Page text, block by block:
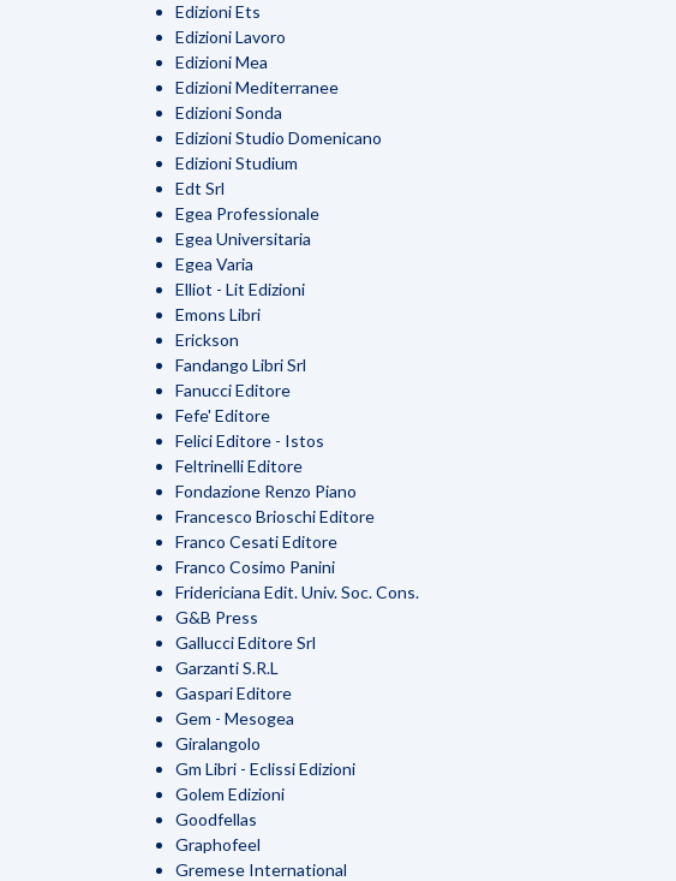
Edizioni Ets
Edizioni Lavoro
Edizioni Mea
Edizioni Mediterranee
Edizioni Sonda
Edizioni Studio Domenicano
Edizioni Studium
Edt Srl
Egea Professionale
Egea Universitaria
Egea Varia
Elliot - Lit Edizioni
Emons Libri
Erickson
Fandango Libri Srl
Fanucci Editore
Fefe' Editore
Felici Editore - Istos
Feltrinelli Editore
Fondazione Renzo Piano
Francesco Brioschi Editore
Franco Cesati Editore
Franco Cosimo Panini
Fridericiana Edit. Univ. Soc. Cons.
G&B Press
Gallucci Editore Srl
Garzanti S.R.L
Gaspari Editore
Gem - Mesogea
Giralangolo
Gm Libri - Eclissi Edizioni
Golem Edizioni
Goodfellas
Graphofeel
Gremese International